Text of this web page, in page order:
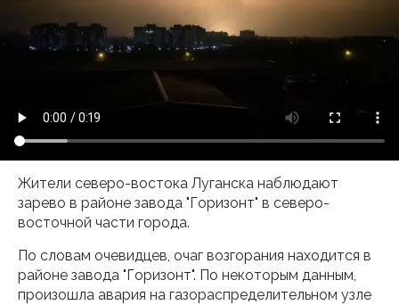
Жители северо-востока Луганска наблюдают
зарево в районе завода "Горизонт" в северо-
восточной части города.
По словам очевидцев, очаг возгорания находится в
районе завода "Горизонт". По некоторым данным,
произошла авария на газораспределительном узле